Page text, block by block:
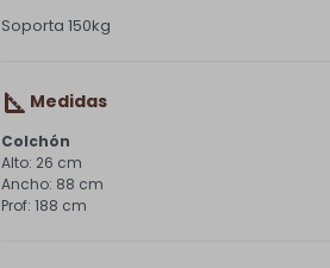
Soporta 150kg
Medidas
Colchón
26 cm
88 cm
188 cm